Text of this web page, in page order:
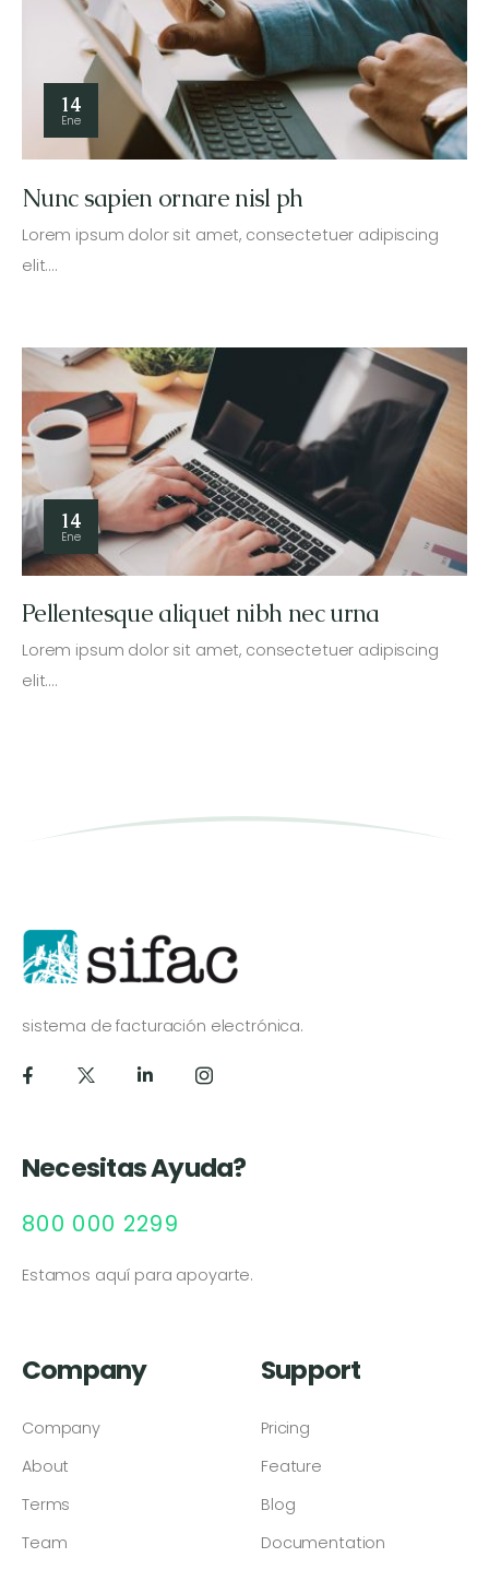
14
Ene
Nunc sapien ornare nisl ph
Lorem ipsum dolor sit amet, consectetuer adipiscing
elit.…
14
Ene
Pellentesque aliquet nibh nec urna
Lorem ipsum dolor sit amet, consectetuer adipiscing
elit.…
sistema de facturación electrónica.
Necesitas Ayuda?
800 000 2299
Estamos aquí para apoyarte.
Company
Company
About
Terms
Team
Support
Pricing
Feature
Blog
Documentation